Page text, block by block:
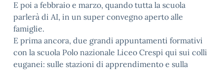
E poi a febbraio e marzo, quando tutta la scuola
parlerà di AI, in un super convegno aperto alle
famiglie.
E prima ancora, due grandi appuntamenti formativi
con la scuola Polo nazionale Liceo Crespi qui sui colli
euganei: sulle stazioni di apprendimento e sulla